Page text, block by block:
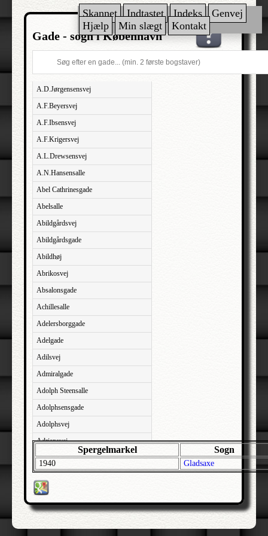
Skannet Indtastet Indeks
Genvej
Hjælp
Min slægt Kontakt
Gade - sogn i København
A.D.Jørgensensvej
A.F.Beyersvej
A.F.Ibsensvej
A.F.Krigersvej
A.L.Drewsensvej
A.N.Hansensalle
Abel Cathrinesgade
Abelsalle
Abildgårdsvej
Abildgårdsgade
Abildhøj
Abrikosvej
Absalonsgade
Achillesalle
Adelersborggade
Adelgade
Adilsvej
Admiralgade
Adolph Steensalle
Adolphsensgade
Adolphsvej
Adriansvej
Aftenbakken
Agavevej
Agerlandsvej
Agermosen
Spergelmarkel Sogn
1940 Gladsaxe